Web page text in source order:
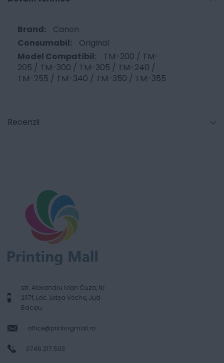
Canon
Original
TM-200 / TM-
205 / TM-300 / TM-305 / TM-240 /
TM-255 / TM-340 / TM-350 / TM-355
Recenzii
str. Alexandru Ioan Cuza, Nr.
237f, Loc. Letea Veche, Jud.
Bacau
office@printingmall.ro
0746.217.503